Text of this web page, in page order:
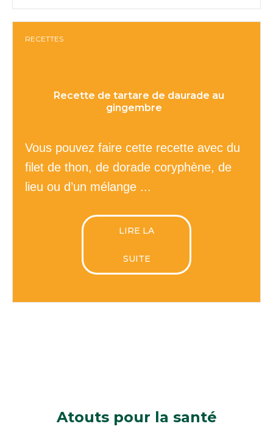
RECETTES
Recette de tartare de daurade au
gingembre
Vous pouvez faire cette recette avec du
filet de thon, de dorade coryphène, de
lieu ou d’un mélange ...
LIRE LA
SUITE
Atoutspour la santé